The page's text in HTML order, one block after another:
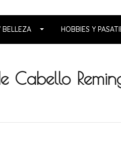
BELLEZA HOBBIES Y
Cabello